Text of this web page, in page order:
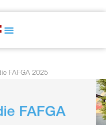
FAFGA 2025
FAFGA